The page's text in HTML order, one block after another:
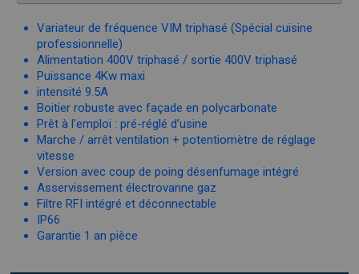
Variateur de fréquence VIM triphasé (Spécial cuisine
professionnelle)
Alimentation 400V triphasé / sortie 400V triphasé
Puissance 4Kw maxi
intensité 9.5A
Boitier robuste avec façade en polycarbonate
Prêt à l’emploi : pré-réglé d’usine
Marche / arrêt ventilation + potentiomètre de réglage
vitesse
Version avec coup de poing désenfumage intégré
Asservissement électrovanne gaz
Filtre RFI intégré et déconnectable
IP66
Garantie 1 an pièce